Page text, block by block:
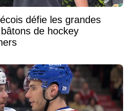
défie les grandes
de hockey